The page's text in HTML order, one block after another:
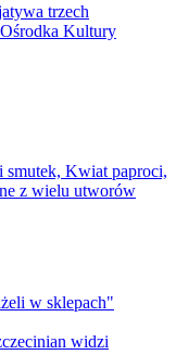
trzech
Kultury
smutek, Kwiat paproci,
z wielu utworów
w sklepach"
widzi